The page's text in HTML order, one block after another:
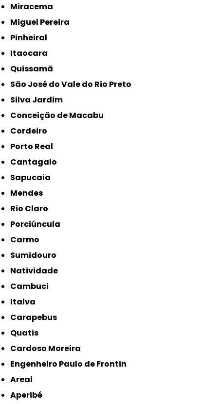
Miracema
Miguel Pereira
Pinheiral
Itaocara
Quissamã
São José do Vale do Rio Preto
Silva Jardim
Conceição de Macabu
Cordeiro
Porto Real
Cantagalo
Sapucaia
Mendes
Rio Claro
Porciúncula
Carmo
Sumidouro
Natividade
Cambuci
Italva
Carapebus
Quatis
Cardoso Moreira
Engenheiro Paulo de Frontin
Areal
Aperibé